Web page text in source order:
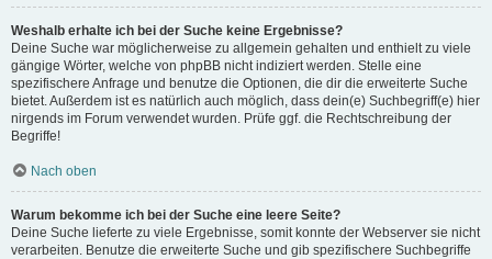
Weshalb erhalte ich bei der Suche keine Ergebnisse?
Deine Suche war möglicherweise zu allgemein gehalten und enthielt zu viele
gängige Wörter, welche von phpBB nicht indiziert werden. Stelle eine
spezifischere Anfrage und benutze die Optionen, die dir die erweiterte Suche
bietet. Außerdem ist es natürlich auch möglich, dass dein(e) Suchbegriff(e) hier
nirgends im Forum verwendet wurden. Prüfe ggf. die Rechtschreibung der
Begriffe!
Nach oben
Warum bekomme ich bei der Suche eine leere Seite?
Deine Suche lieferte zu viele Ergebnisse, somit konnte der Webserver sie nicht
verarbeiten. Benutze die erweiterte Suche und gib spezifischere Suchbegriffe